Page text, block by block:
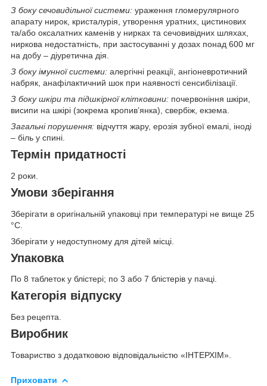
З боку сечовидільної системи: ураження гломерулярного
апарату нирок, кристалурія, утворення уратних, цистинових
та/або оксалатних каменів у нирках та сечовивідних шляхах,
ниркова недостатність, при застосуванні у дозах понад 600 мг
на добу ‒ діуретична дія.
З боку імунної системи: алергічні реакції, ангіоневротичний
набряк, анафілактичний шок при наявності сенсибілізації.
З боку шкіри та підшкірної клітковини: почервоніння шкіри,
висипи на шкірі (зокрема кропив’янка), свербіж, екзема.
Загальні порушення: відчуття жару, ерозія зубної емалі, іноді
– біль у спині.
Термін придатності
2 роки.
Умови зберігання
Зберігати в оригінальній упаковці при температурі не вище 25
°С.
Зберігати у недоступному для дітей місці.
Упаковка
По 8 таблеток у блістері; по 3 або 7 блістерів у пачці.
Категорія відпуску
Без рецепта.
Виробник
Товариство з додатковою відповідальністю «ІНТЕРХІМ».
Приховати